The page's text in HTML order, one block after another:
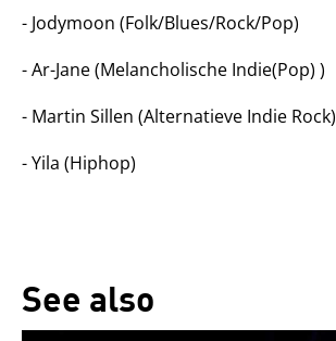
- Jodymoon (Folk/Blues/Rock/Pop)
- Ar-Jane (Melancholische Indie(Pop) )
- Martin Sillen (Alternatieve Indie Rock)
- Yila (Hiphop)
See also